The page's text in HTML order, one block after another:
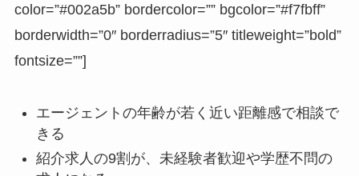
color=”#002a5b” bordercolor=”” bgcolor=”#f7fbff”
borderwidth=”0″ borderradius=”5″ titleweight=”bold”
fontsize=””]
エージェントの年齢が若く近い距離感で相談で
きる
紹介求人の9割が、未経験者歓迎や学歴不問の